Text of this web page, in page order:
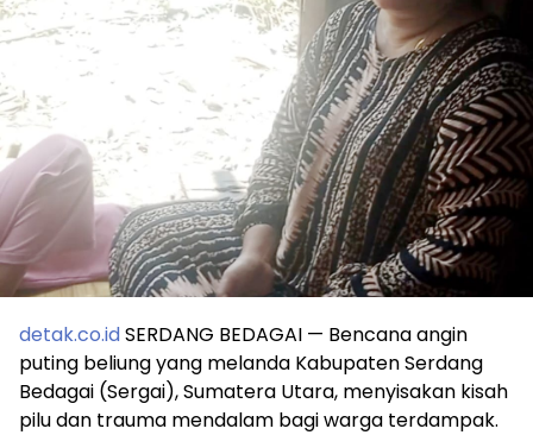
detak.co.idSERDANG BEDAGAI — Bencana angin
puting beliung yang melanda Kabupaten Serdang
Bedagai (Sergai), Sumatera Utara, menyisakan kisah
pilu dan trauma mendalam bagi warga terdampak.